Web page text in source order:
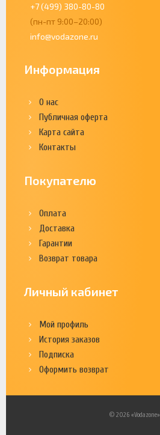
+7 (499) 380-80-80
(пн-пт 9:00–20:00)
info@vodazone.ru
Информация
О нас
Публичная оферта
Карта сайта
Контакты
Покупателю
Оплата
Доставка
Гарантии
Возврат товара
Личный кабинет
Мой профиль
История заказов
Подписка
Оформить возврат
© 2026 «Vodazone»